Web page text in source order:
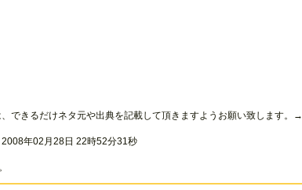
できるだけネタ元や出典を記載して頂きますようお願い致します。→
年02月28日 22時52分31秒